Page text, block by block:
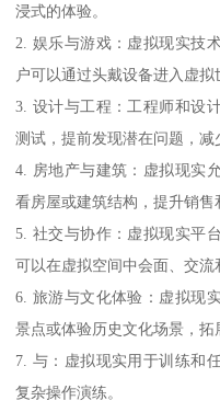
浸式的体验。
2. 娱乐与游戏：虚拟现实技
户可以通过头戴设备进入虚拟
3. 设计与工程：工程师和设
测试，提前发现潜在问题，减
4. 房地产与建筑：虚拟现实
看房屋或建筑结构，提升销售
5. 社交与协作：虚拟现实平
可以在虚拟空间中会面、交流
6. 旅游与文化体验：虚拟现
景点或体验历史文化场景，拓
7. 与：虚拟现实用于训练和
复杂操作演练。